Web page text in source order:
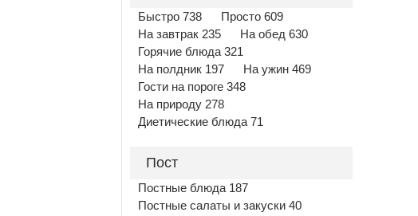
Быстро 738
Просто 609
На завтрак 235
На обед 630
Горячие блюда 321
На полдник 197
На ужин 469
Гости на пороге 348
На природу 278
Диетические блюда 71
Пост
Постные блюда 187
Постные салаты и закуски 40